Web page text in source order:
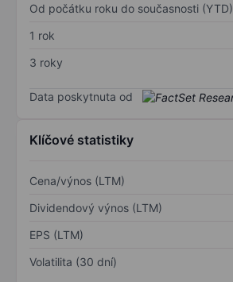
Od počátku roku do současnosti (YTD)
1 rok
3 roky
Data poskytnuta od
Klíčové statistiky
Cena/výnos (LTM)
Dividendový výnos (LTM)
EPS (LTM)
Volatilita (30 dní)